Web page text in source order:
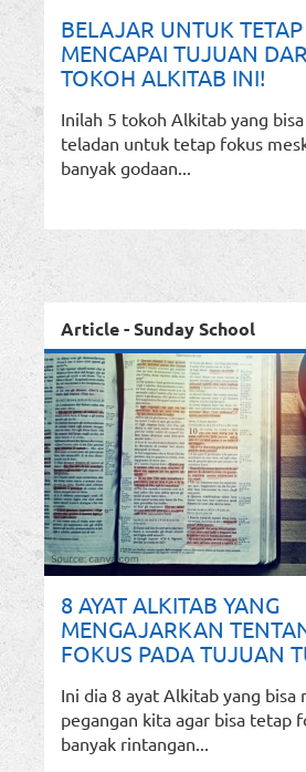
BELAJAR UNTUK
MENCAPAI TUJUAN
TOKOH ALKITAB INI!
Inilah 5 tokoh Alkitab yang
teladan untuk tetap fokus
banyak godaan...
Article - Sunday School
8 AYAT ALKITAB YANG
MENGAJARKAN
FOKUS PADA TUJUAN
Ini dia 8 ayat Alkitab yang bisa
pegangan kita agar bisa tetap
banyak rintangan...